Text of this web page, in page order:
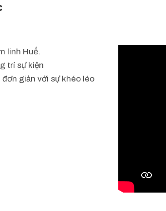
linh Huế.
trí sự kiện
giản với sự khéo léo